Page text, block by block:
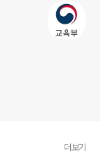
더보기